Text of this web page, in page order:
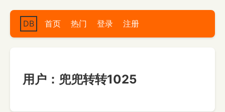
DB 首页 热门 登录 注册
用户：兜兜转转1025